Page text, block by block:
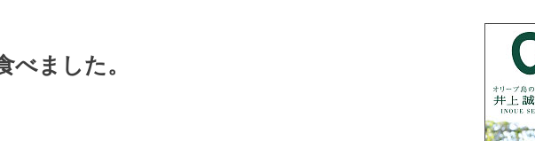
べました。